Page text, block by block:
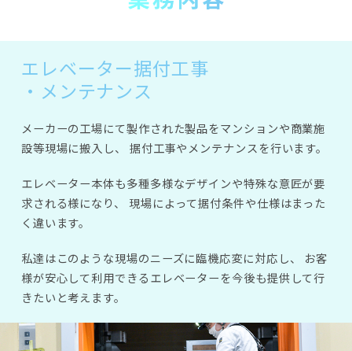
エレベーター据付工事
・メンテナンス
メーカーの工場にて製作された製品をマンションや商業施
設等現場に搬入し、
据付工事やメンテナンスを行います。
エレベーター本体も多種多様なデザインや特殊な意匠が要
求される様になり、
現場によって据付条件や仕様はまった
く違います。
私達はこのような現場のニーズに臨機応変に対応し、
お客
様が安心して利用できるエレベーターを今後も提供して行
きたいと考えます。